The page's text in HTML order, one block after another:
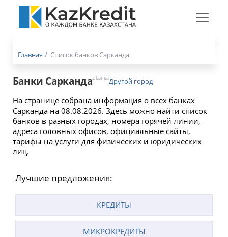
Меню
Главная Список банков Сарканда
Банки Сарканда2 банкаДругой город
На странице собрана информация о всех банках
Сарканда на 08.08.2026. Здесь можно найти список
банков в разных городах, номера горячей линии,
адреса головных офисов, официальные сайты,
тарифы на услуги для физических и юридических
лиц.
Лучшие предложения:
КРЕДИТЫ
МИКРОКРЕДИТЫ